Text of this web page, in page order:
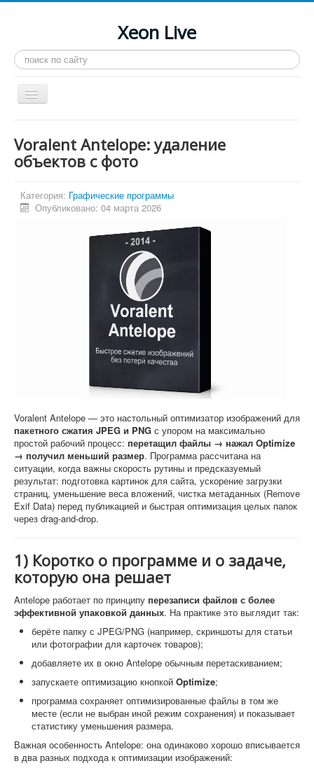
Xeon Live
Искать...
Toggle
Navigation
LGA 2011-3
Процессоры
Системные программы
Voralent Antelope: удаление
объектов с фото
Категория: Графические программы
Опубликовано: 04 марта 2026
Voralent Antelope — это настольный оптимизатор изображений для
пакетного сжатия JPEG и PNG с упором на максимально
простой рабочий процесс: перетащил файлы → нажал Optimize
→ получил меньший размер. Программа рассчитана на
ситуации, когда важны скорость рутины и предсказуемый
результат: подготовка картинок для сайта, ускорение загрузки
страниц, уменьшение веса вложений, чистка метаданных (Remove
Exif Data) перед публикацией и быстрая оптимизация целых папок
через drag-and-drop.
1) Коротко о программе и о задаче,
которую она решает
Antelope работает по принципу перезаписи файлов с более
эффективной упаковкой данных. На практике это выглядит так:
берёте папку с JPEG/PNG (например, скриншоты для статьи
или фотографии для карточек товаров);
добавляете их в окно Antelope обычным перетаскиванием;
запускаете оптимизацию кнопкой Optimize;
программа сохраняет оптимизированные файлы в том же
месте (если не выбран иной режим сохранения) и показывает
статистику уменьшения размера.
Важная особенность Antelope: она одинаково хорошо вписывается
в два разных подхода к оптимизации изображений: